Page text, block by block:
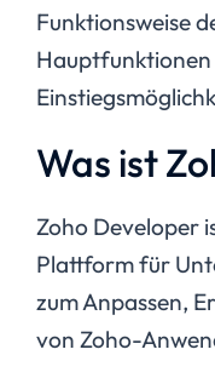
Funktionsweise
Hauptfunktionen
Was ist
Zoho Developer
Plattform für
zum Anpassen,
von Zoho-